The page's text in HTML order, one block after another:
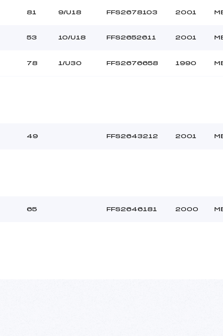
81 9/U18 FFS2678103 2001
53 10/U18 FFS2652611 2001
78 1/U30 FFS2676658 1990
49 FFS2643212 2001
65 FFS2646181 2000